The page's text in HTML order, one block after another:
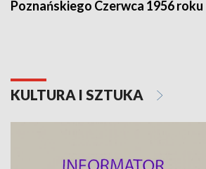
Poznańskiego Czerwca 1956 roku
KULTURA I SZTUKA